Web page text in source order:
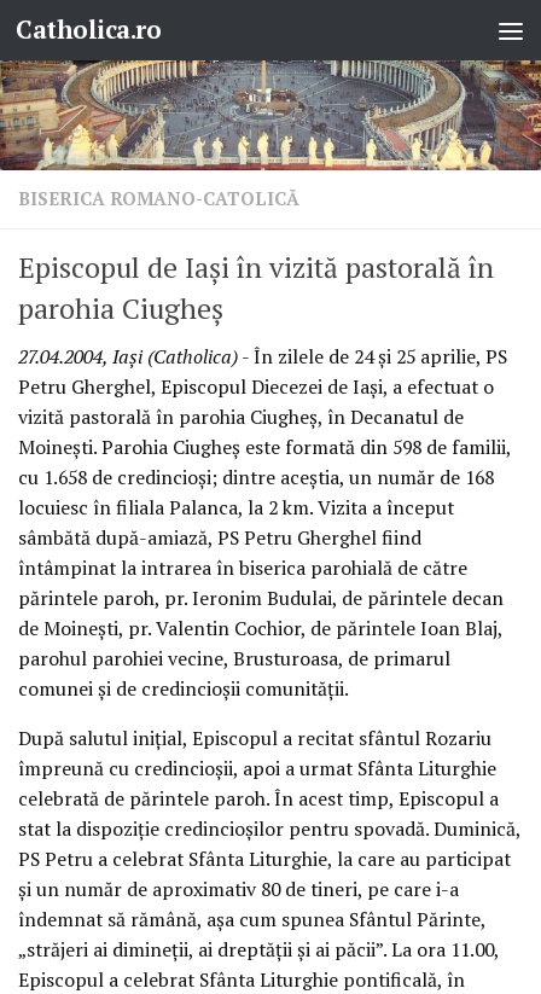
Skip to content
Catholica.ro
BISERICA ROMANO-CATOLICĂ
Episcopul de Iaşi în vizită pastorală în
parohia Ciugheş
27.04.2004, Iaşi (Catholica)- În zilele de 24 şi 25 aprilie, PS
Petru Gherghel, Episcopul Diecezei de Iaşi, a efectuat o
vizită pastorală în parohia Ciugheş, în Decanatul de
Moineşti. Parohia Ciugheş este formată din 598 de familii,
cu 1.658 de credincioşi; dintre aceştia, un număr de 168
locuiesc în filiala Palanca, la 2 km. Vizita a început
sâmbătă după-amiază, PS Petru Gherghel fiind
întâmpinat la intrarea în biserica parohială de către
părintele paroh, pr. Ieronim Budulai, de părintele decan
de Moineşti, pr. Valentin Cochior, de părintele Ioan Blaj,
parohul parohiei vecine, Brusturoasa, de primarul
comunei şi de credincioşii comunităţii.
După salutul iniţial, Episcopul a recitat sfântul Rozariu
împreună cu credincioşii, apoi a urmat Sfânta Liturghie
celebrată de părintele paroh. În acest timp, Episcopul a
stat la dispoziţie credincioşilor pentru spovadă. Duminică,
PS Petru a celebrat Sfânta Liturghie, la care au participat
şi un număr de aproximativ 80 de tineri, pe care i-a
îndemnat să rămână, aşa cum spunea Sfântul Părinte,
„străjeri ai dimineţii, ai dreptăţii şi ai păcii”. La ora 11.00,
Episcopul a celebrat Sfânta Liturghie pontificală, în